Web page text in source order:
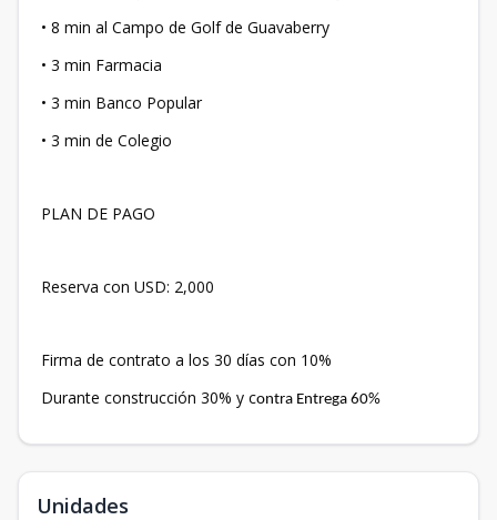
• 8 min al Campo de Golf de Guavaberry
• 3 min Farmacia
• 3 min Banco Popular
• 3 min de Colegio
PLAN DE PAGO
Reserva con USD: 2,000
Firma de contrato a los 30 días con 10%
Durante construcción 30% y contra Entrega 60%
Unidades